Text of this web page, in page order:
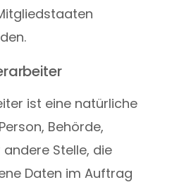
ist eine natürliche
Behörde,
Stelle, die
Daten im Auftrag